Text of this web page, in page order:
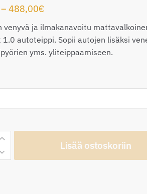
– 488,00€Hintaluokka:
14,00€
-
488,00€
venyvä ja ilmakanavoitu
1.0 autoteippi. Sopii autojen lisäksi
yms. yliteippaamiseen.
Lisää ostoskoriin